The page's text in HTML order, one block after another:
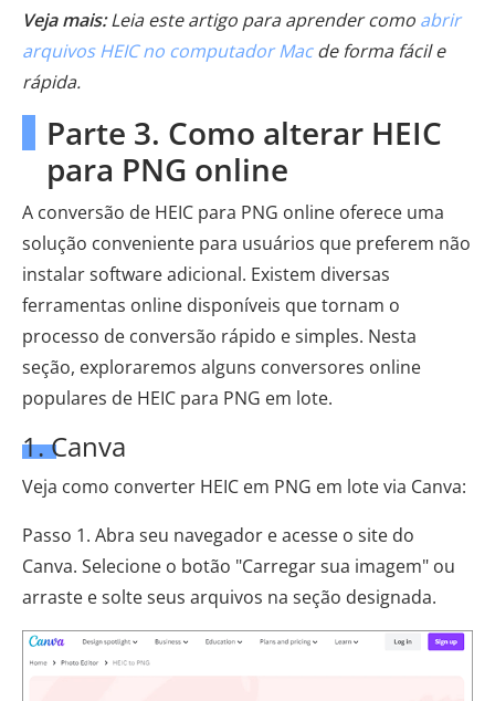
Veja mais:Leia este artigo para aprender como abrir
arquivos HEIC no computador Macde forma fácil e
rápida.
Parte 3. Como alterar HEIC
para PNG online
A conversão de HEIC para PNG online oferece uma
solução conveniente para usuários que preferem não
instalar software adicional. Existem diversas
ferramentas online disponíveis que tornam o
processo de conversão rápido e simples. Nesta
seção, exploraremos alguns conversores online
populares de HEIC para PNG em lote.
1. Canva
Veja como converter HEIC em PNG em lote via Canva:
Passo 1. Abra seu navegador e acesse o site do
Canva. Selecione o botão "Carregar sua imagem" ou
arraste e solte seus arquivos na seção designada.